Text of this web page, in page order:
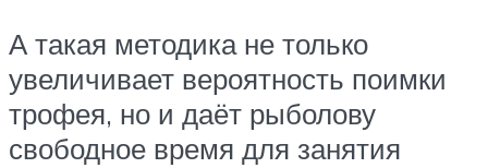
А такая методика не только
увеличивает вероятность поимки
трофея, но и даёт рыболову
свободное время для занятия